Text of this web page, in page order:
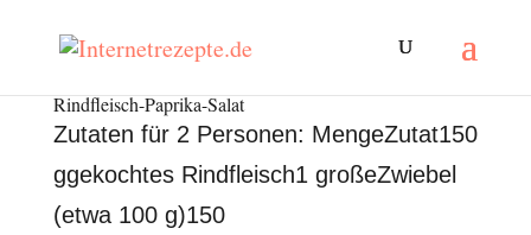
Rindfleisch-Paprika-Salat
Zutaten für 2 Personen: MengeZutat150
ggekochtes Rindfleisch1 großeZwiebel
(etwa 100 g)150